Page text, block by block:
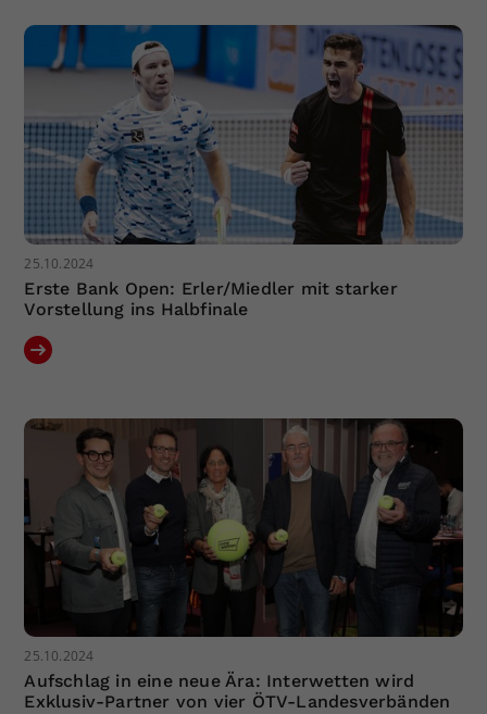
25.10.2024
Erste Bank Open: Erler/Miedler mit starker
Vorstellung ins Halbfinale
25.10.2024
Aufschlag in eine neue Ära: Interwetten wird
Exklusiv-Partner von vier ÖTV-Landesverbänden